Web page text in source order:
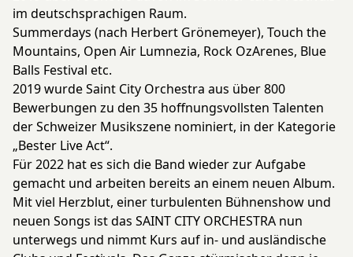
im deutschsprachigen Raum.
Summerdays (nach Herbert Grönemeyer), Touch the
Mountains, Open Air Lumnezia, Rock OzArenes, Blue
Balls Festival etc.
2019 wurde Saint City Orchestra aus über 800
Bewerbungen zu den 35 hoffnungsvollsten Talenten
der Schweizer Musikszene nominiert, in der Kategorie
„Bester Live Act“.
Für 2022 hat es sich die Band wieder zur Aufgabe
gemacht und arbeiten bereits an einem neuen Album.
Mit viel Herzblut, einer turbulenten Bühnenshow und
neuen Songs ist das SAINT CITY ORCHESTRA nun
unterwegs und nimmt Kurs auf in- und ausländische